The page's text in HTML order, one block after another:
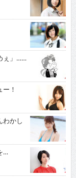
ぇ」……
！
かし
…